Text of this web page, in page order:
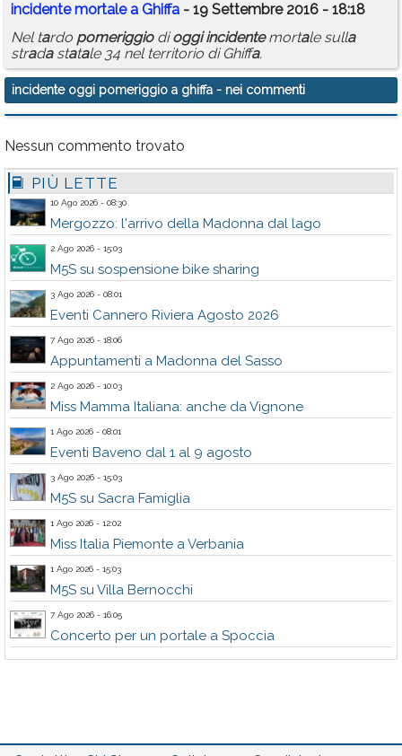
Annunci
incidentemortale a Ghiffa - 19 Settembre 2016 - 18:18
Nel tardo pomeriggiodioggi incidentemortale sulla
stradastatale 34 nel territorio di Ghiffa.
incidente oggi pomeriggio a ghiffa - nei commenti
Nessun commento trovato
PIÙ LETTE
10 Ago 2026 - 08:30
Mergozzo: l'arrivo della Madonna dal lago
2 Ago 2026 - 15:03
M5S su sospensione bike sharing
3 Ago 2026 - 08:01
Eventi Cannero Riviera Agosto 2026
7 Ago 2026 - 18:06
Appuntamenti a Madonna del Sasso
2 Ago 2026 - 10:03
Miss Mamma Italiana: anche da Vignone
1 Ago 2026 - 08:01
Eventi Baveno dal 1 al 9 agosto
3 Ago 2026 - 15:03
M5S su Sacra Famiglia
1 Ago 2026 - 12:02
Miss Italia Piemonte a Verbania
1 Ago 2026 - 15:03
M5S su Villa Bernocchi
7 Ago 2026 - 16:05
Concerto per un portale a Spoccia